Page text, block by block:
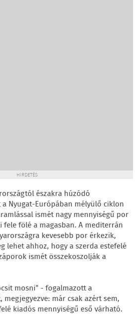
HIRDETÉS
északra húzódó
Nyugat-Európában mélyülő ciklon
ismét nagy mennyiségű por
fölé a magasban. A mediterrán
kevesebb por érkezik,
lehet ahhoz, hogy a szerda estefelé
ismét összekoszolják a
mosni" - fogalmazott a
már csak azért sem,
kiadós mennyiségű eső várható.